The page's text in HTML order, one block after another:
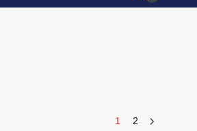
1 2